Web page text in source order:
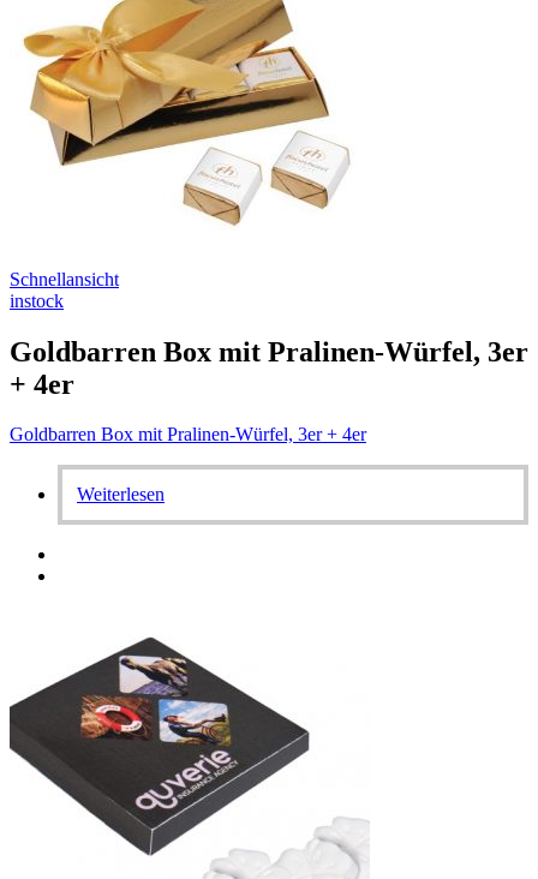
Schnellansicht
instock
Goldbarren Box mit Pralinen-Würfel, 3er
+ 4er
Goldbarren Box mit Pralinen-Würfel, 3er + 4er
Weiterlesen